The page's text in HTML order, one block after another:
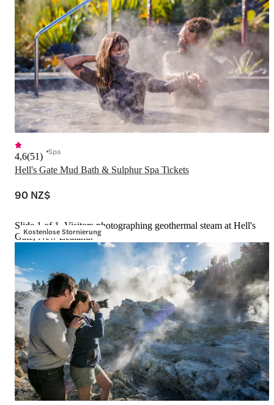
Hell's Gate Mud Bath & Sulphur Spa Tickets
4,6(51) Spa
90 NZ$
Kostenlose Stornierung
Slide 1 of 1, Visitors photographing geothermal steam at Hell's
Gate, New Zealand.